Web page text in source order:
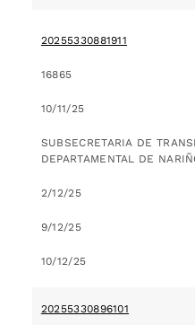
20255330881911
16865
10/11/25
SUBSECRETARIA DE
DEPARTAMENTAL DE
2/12/25
9/12/25
10/12/25
20255330896101